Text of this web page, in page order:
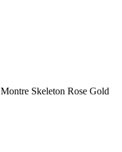
Montre Skeleton Rose Gold